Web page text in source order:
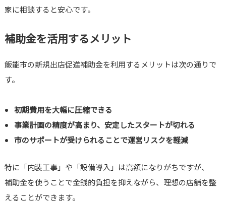
家に相談すると安心です。
補助金を活用するメリット
飯能市の新規出店促進補助金を利用するメリットは次の通りで
す。
初期費用を大幅に圧縮できる
事業計画の精度が高まり、安定したスタートが切れる
市のサポートが受けられることで運営リスクを軽減
特に「内装工事」や「設備導入」は高額になりがちですが、
補助金を使うことで金銭的負担を抑えながら、理想の店舗を整
えることができます。